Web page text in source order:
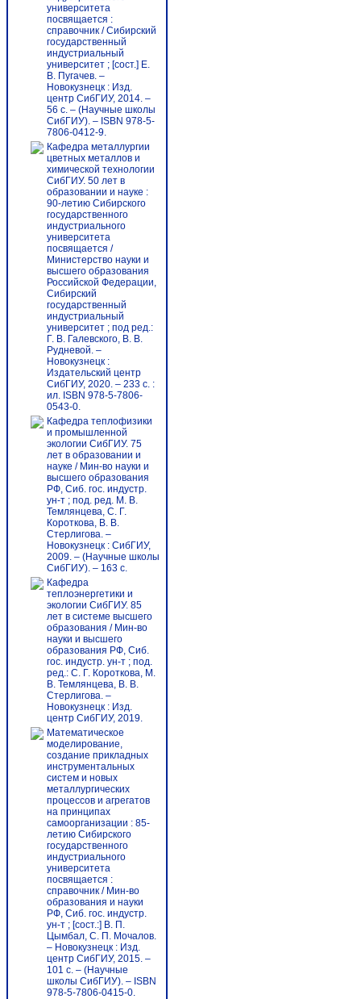
университета
посвящается :
справочник / Сибирский
государственный
индустриальный
университет ; [сост.] Е.
В. Пугачев. –
Новокузнецк : Изд.
центр СибГИУ, 2014. –
56 c. – (Научные школы
СибГИУ). – ISBN 978-5-
7806-0412-9.
Кафедра металлургии
цветных металлов и
химической технологии
СибГИУ. 50 лет в
образовании и науке :
90-летию Сибирского
государственного
индустриального
университета
посвящается /
Министерство науки и
высшего образования
Российской Федерации,
Сибирский
государственный
индустриальный
университет ; под ред.:
Г. В. Галевского, В. В.
Рудневой. –
Новокузнецк :
Издательский центр
СибГИУ, 2020. – 233 с. :
ил. ISBN 978-5-7806-
0543-0.
Кафедра теплофизики
и промышленной
экологии СибГИУ. 75
лет в образовании и
науке / Мин-во науки и
высшего образования
РФ, Сиб. гос. индустр.
ун-т ; под. ред. М. В.
Темлянцева, С. Г.
Короткова, В. В.
Стерлигова. –
Новокузнецк : СибГИУ,
2009. – (Научные школы
СибГИУ). – 163 с.
Кафедра
теплоэнергетики и
экологии СибГИУ. 85
лет в системе высшего
образования / Мин-во
науки и высшего
образования РФ, Сиб.
гос. индустр. ун-т ; под.
ред.: С. Г. Короткова, М.
В. Темлянцева, В. В.
Стерлигова. –
Новокузнецк : Изд.
центр СибГИУ, 2019.
Математическое
моделирование,
создание прикладных
инструментальных
систем и новых
металлургических
процессов и агрегатов
на принципах
самоорганизации : 85-
летию Сибирского
государственного
индустриального
университета
посвящается :
справочник / Мин-во
образования и науки
РФ, Сиб. гос. индустр.
ун-т ; [сост.:] В. П.
Цымбал, С. П. Мочалов.
– Новокузнецк : Изд.
центр СибГИУ, 2015. –
101 c. – (Научные
школы СибГИУ). – ISBN
978-5-7806-0415-0.